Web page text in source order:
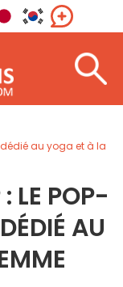
au yoga et à la
LE POP-
AU